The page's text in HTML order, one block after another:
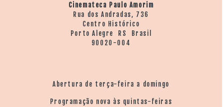
Cinemateca Paulo Amorim
Rua dos Andradas, 736
Centro Histórico
Porto Alegre RS Brasil
90020-004
Abertura de terça-feira a domingo
Programação nova às quintas-feiras